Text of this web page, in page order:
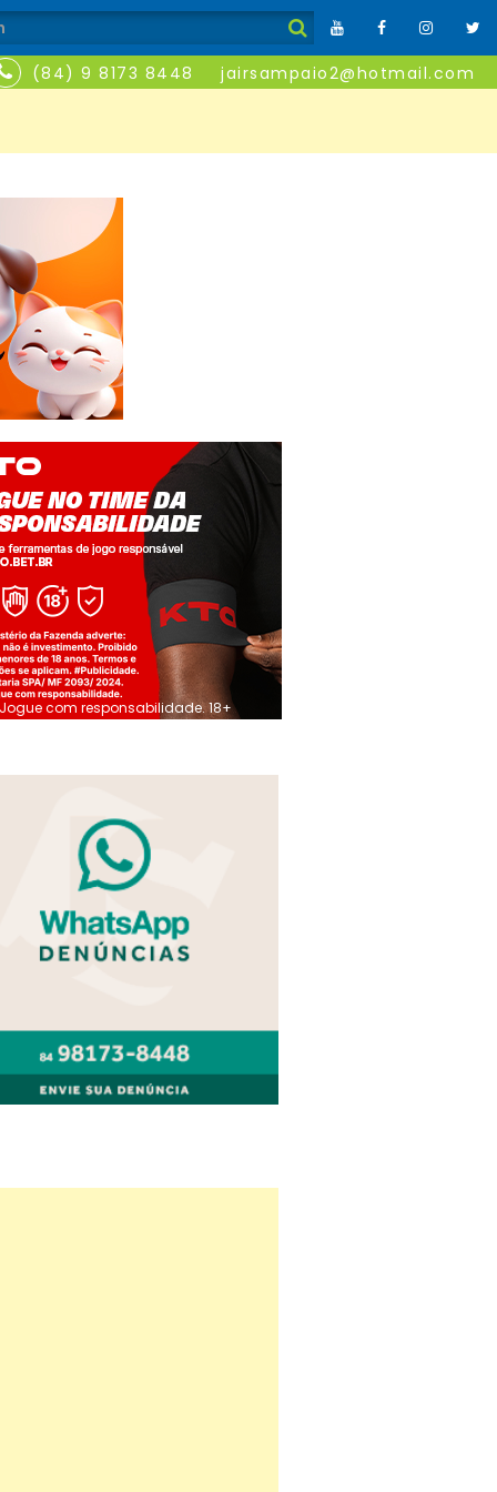
(84) 9 8173 8448 jairsampaio2@hotmail.com
Jogue com responsabilidade. 18+